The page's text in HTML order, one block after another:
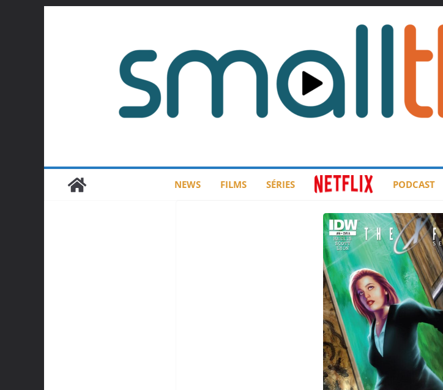
NEWS FILMS SÉRIES PODCAST